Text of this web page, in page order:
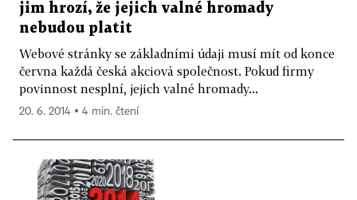
jim hrozí, že jejich valné hromady
nebudou platit
Webové stránky se základními údaji musí mít od konce
června každá česká akciová společnost. Pokud firmy
povinnost nesplní, jejich valné hromady...
20. 6. 2014 ▪ 4 min. čtení